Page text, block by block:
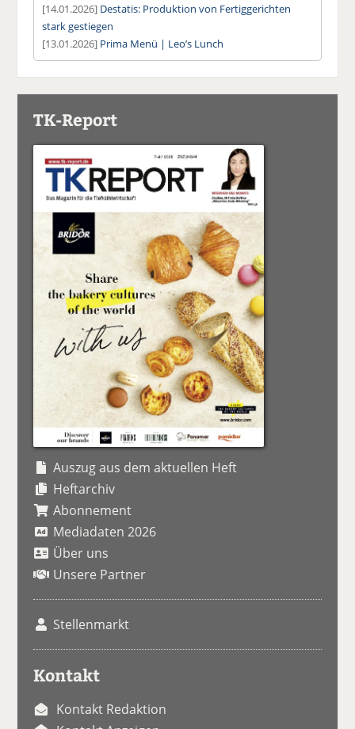
[14.01.2026] Destatis: Produktion von Fertiggerichten
stark gestiegen
[13.01.2026] Prima Menü | Leo’s Lunch
TK-Report
Auszug aus dem aktuellen Heft
Heftarchiv
Abonnement
Mediadaten 2026
Über uns
Unsere Partner
Stellenmarkt
Kontakt
Kontakt Redaktion